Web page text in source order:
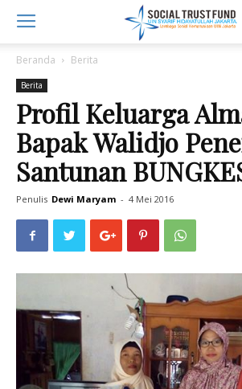
Beranda Berita
Berita
Profil Keluarga
Bapak Walidjo
Santunan
Penulis Dewi Maryam - 4 Mei 2016